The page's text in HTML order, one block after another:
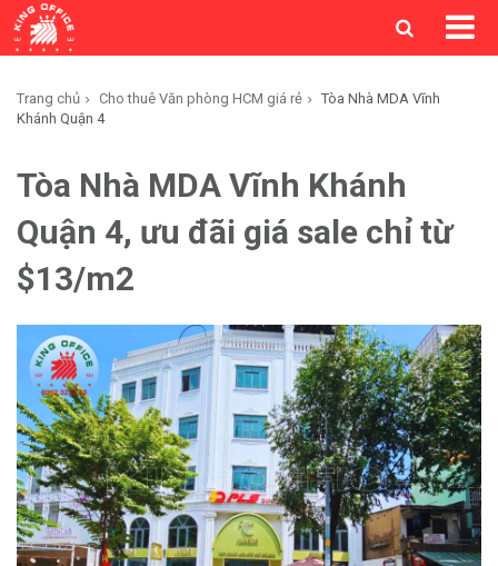
Trang chủ Cho thuê Văn phòng HCM giá rẻ
Tòa Nhà MDA Vĩnh
Khánh Quận 4
Tòa Nhà MDA Vĩnh Khánh
Quận 4, ưu đãi giá sale chỉ từ
$13/m2